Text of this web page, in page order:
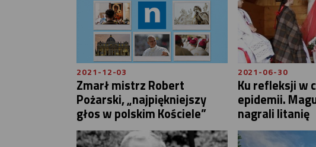
2021-12-03
Zmarł mistrz Robert
Pożarski, „najpiękniejszy
głos w polskim Kościele”
2021-06-30
Ku refleksji w
epidemii.
nagrali litanię